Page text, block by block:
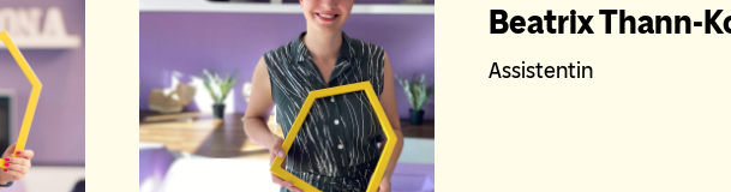
Beatrix Thann-
Assistentin